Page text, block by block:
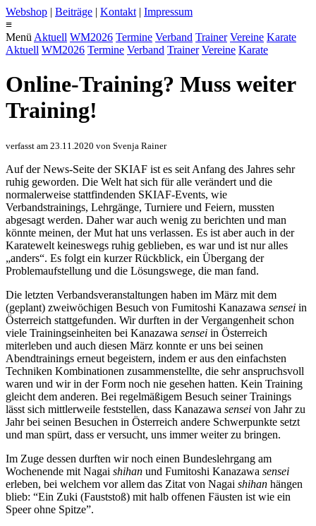
Webshop | Beiträge | Kontakt | Impressum
≡
Menü Aktuell WM2026 Termine Verband Trainer Vereine Karate
Aktuell WM2026 Termine Verband Trainer Vereine Karate
Online-Training? Muss weiter
Training!
verfasst am 23.11.2020 von Svenja Rainer
Auf der News-Seite der SKIAF ist es seit Anfang des Jahres sehr
ruhig geworden. Die Welt hat sich für alle verändert und die
normalerweise stattfindenden SKIAF-Events, wie
Verbandstrainings, Lehrgänge, Turniere und Feiern, mussten
abgesagt werden. Daher war auch wenig zu berichten und man
könnte meinen, der Mut hat uns verlassen. Es ist aber auch in der
Karatewelt keineswegs ruhig geblieben, es war und ist nur alles
„anders“. Es folgt ein kurzer Rückblick, ein Übergang der
Problemaufstellung und die Lösungswege, die man fand.
Die letzten Verbandsveranstaltungen haben im März mit dem
(geplant) zweiwöchigen Besuch von Fumitoshi Kanazawa sensei in
Österreich stattgefunden. Wir durften in der Vergangenheit schon
viele Trainingseinheiten bei Kanazawa sensei in Österreich
miterleben und auch diesen März konnte er uns bei seinen
Abendtrainings erneut begeistern, indem er aus den einfachsten
Techniken Kombinationen zusammenstellte, die sehr anspruchsvoll
waren und wir in der Form noch nie gesehen hatten. Kein Training
gleicht dem anderen. Bei regelmäßigem Besuch seiner Trainings
lässt sich mittlerweile feststellen, dass Kanazawa sensei von Jahr zu
Jahr bei seinen Besuchen in Österreich andere Schwerpunkte setzt
und man spürt, dass er versucht, uns immer weiter zu bringen.
Im Zuge dessen durften wir noch einen Bundeslehrgang am
Wochenende mit Nagai shihan und Fumitoshi Kanazawa sensei
erleben, bei welchem vor allem das Zitat von Nagai shihan hängen
blieb: “Ein Zuki (Fauststoß) mit halb offenen Fäusten ist wie ein
Speer ohne Spitze”.